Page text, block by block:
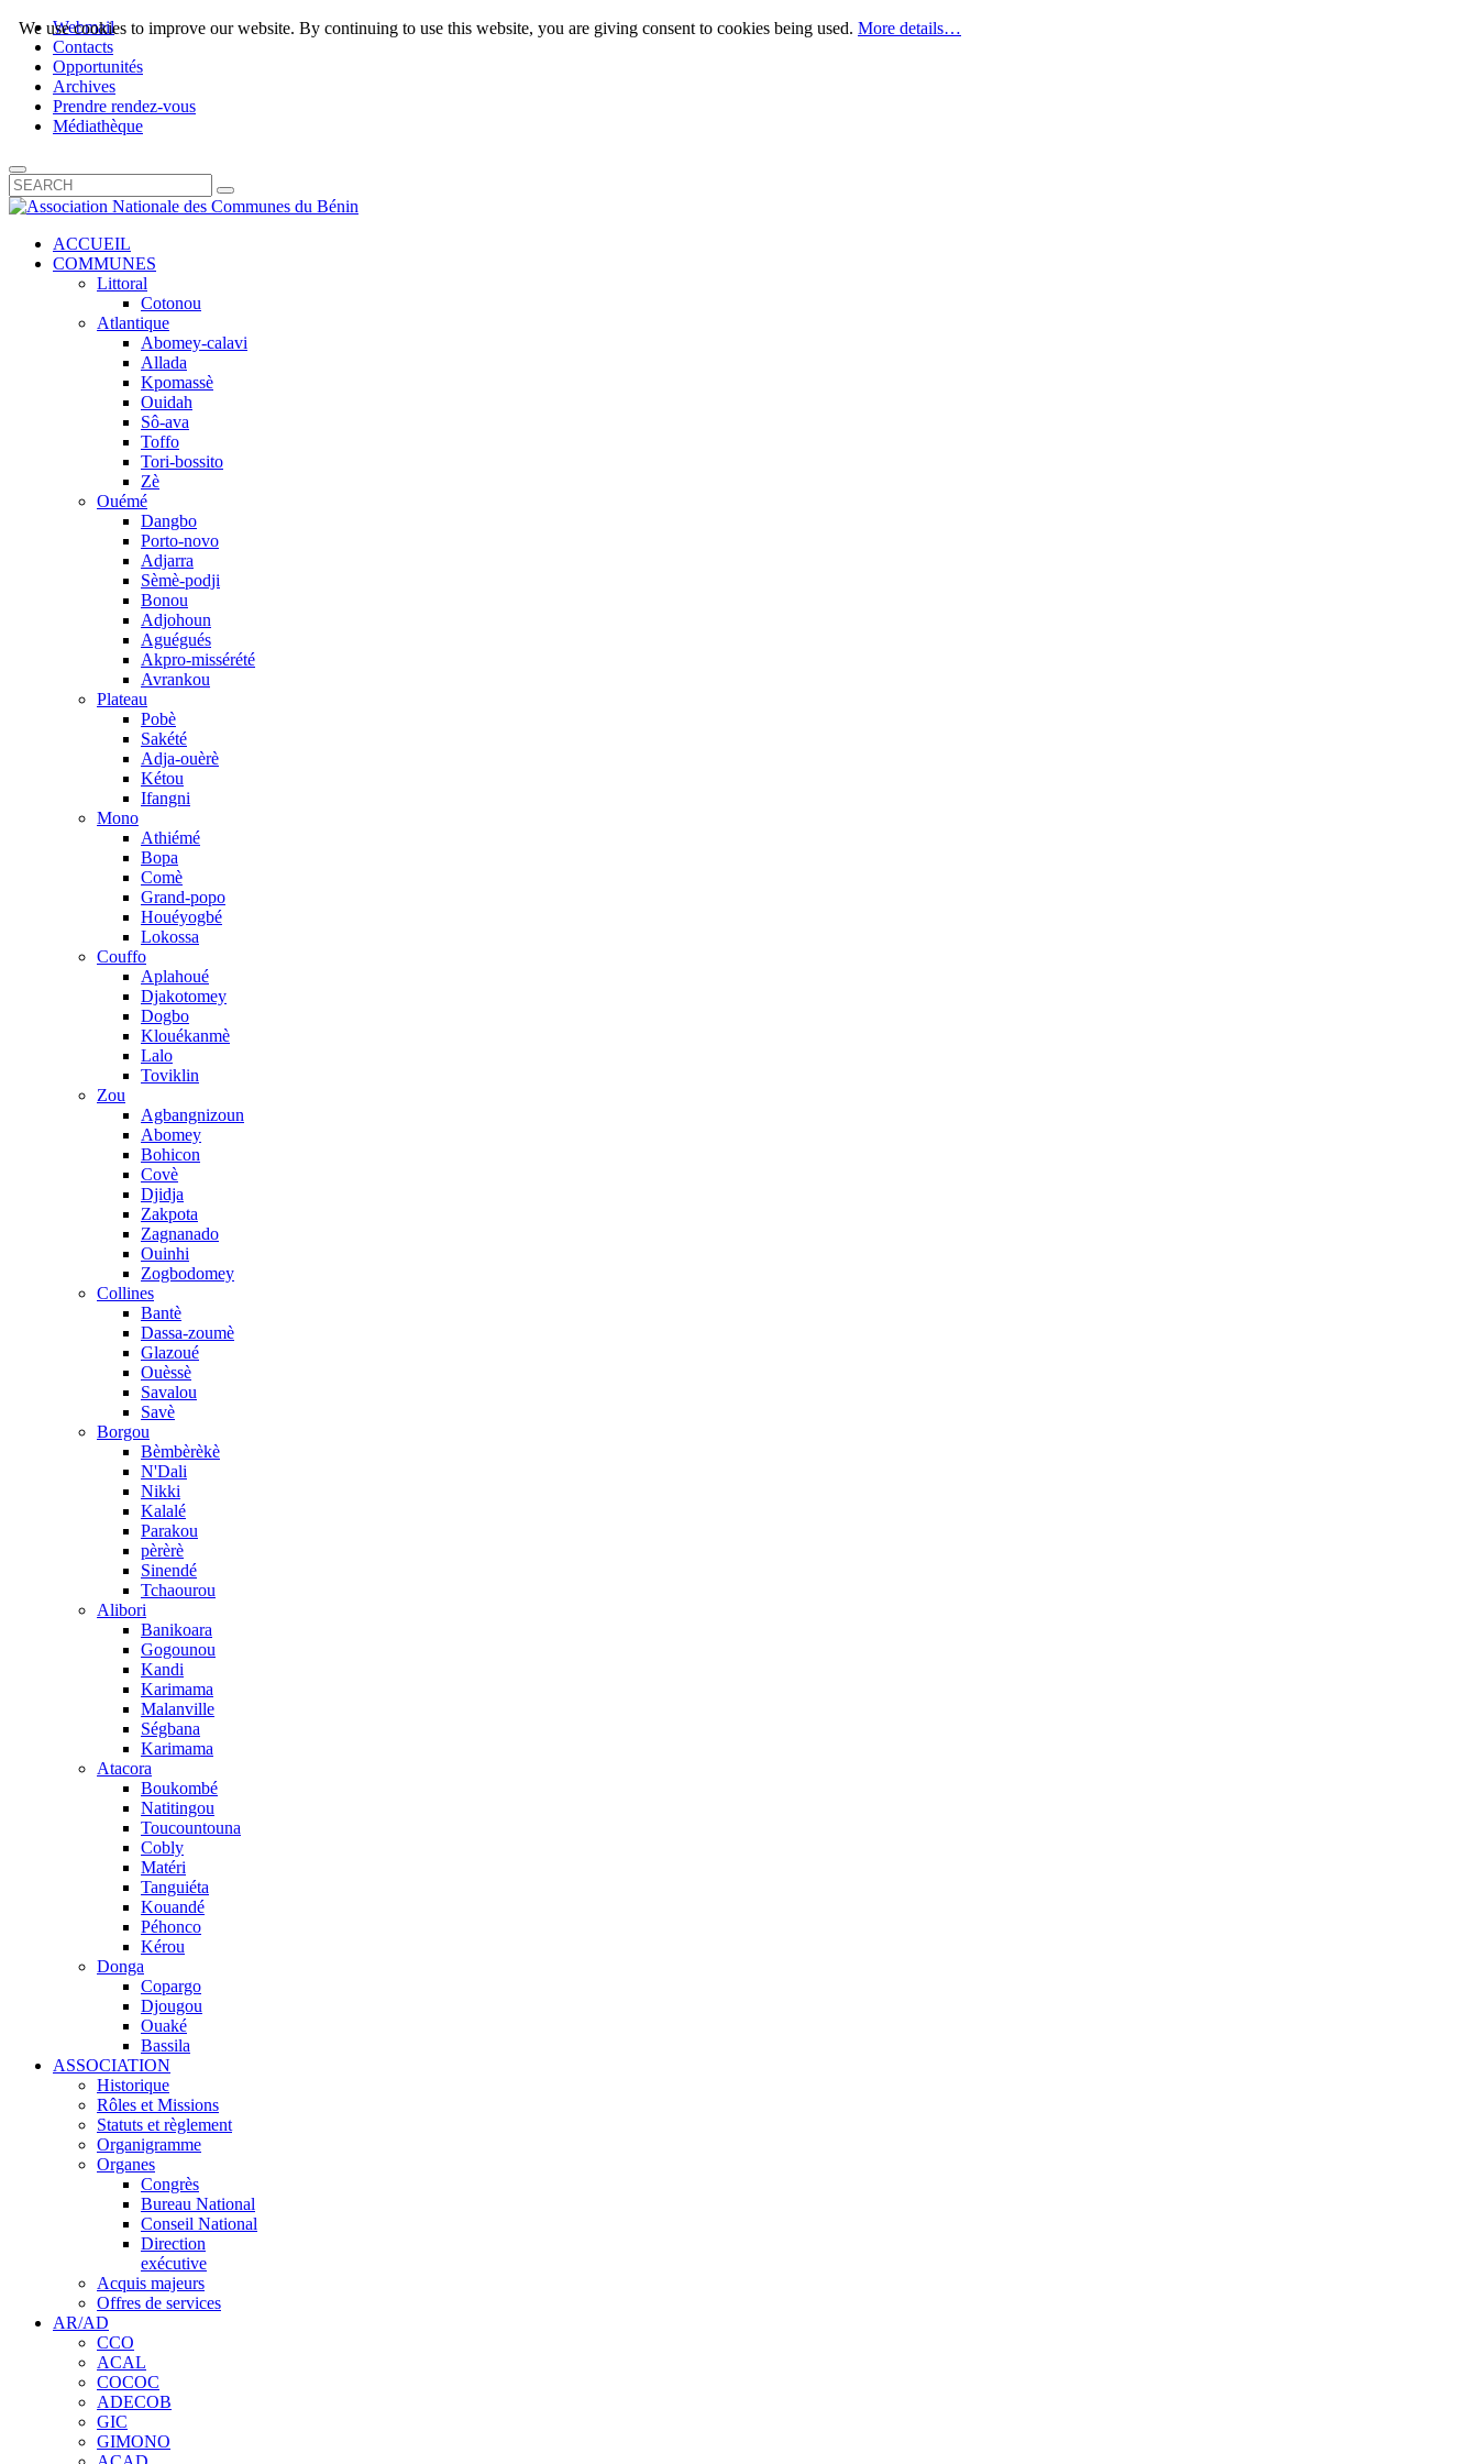
Webmail
Contacts
Opportunités
Archives
Prendre rendez-vous
Médiathèque
ACCUEIL
COMMUNES
Littoral
Cotonou
Atlantique
Abomey-calavi
Allada
Kpomassè
Ouidah
Sô-ava
Toffo
Tori-bossito
Zè
Ouémé
Dangbo
Porto-novo
Adjarra
Sèmè-podji
Bonou
Adjohoun
Aguégués
Akpro-missérété
Avrankou
Plateau
Pobè
Sakété
Adja-ouèrè
Kétou
Ifangni
Mono
Athiémé
Bopa
Comè
Grand-popo
Houéyogbé
Lokossa
Couffo
Aplahoué
Djakotomey
Dogbo
Klouékanmè
Lalo
Toviklin
Zou
Agbangnizoun
Abomey
Bohicon
Covè
Djidja
Zakpota
Zagnanado
Ouinhi
Zogbodomey
Collines
Bantè
Dassa-zoumè
Glazoué
Ouèssè
Savalou
Savè
Borgou
Bèmbèrèkè
N'Dali
Nikki
Kalalé
Parakou
pèrèrè
Sinendé
Tchaourou
Alibori
Banikoara
Gogounou
Kandi
Karimama
Malanville
Ségbana
Karimama
Atacora
Boukombé
Natitingou
Toucountouna
Cobly
Matéri
Tanguiéta
Kouandé
Péhonco
Kérou
Donga
Copargo
Djougou
Ouaké
Bassila
ASSOCIATION
Historique
Rôles et Missions
Statuts et règlement
Organigramme
Organes
Congrès
Bureau National
Conseil National
Direction
exécutive
Acquis majeurs
Offres de services
AR/AD
CCO
ACAL
COCOC
ADECOB
GIC
GIMONO
We use cookies to improve our website. By continuing to use this website, you are giving consent to cookies being used. More details…